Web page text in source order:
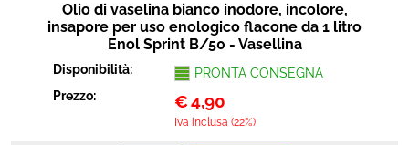
Olio di vaselina bianco inodore, incolore,
insapore per uso enologico flacone da 1 litro
Enol Sprint B/50 - Vasellina
Disponibilità:
PRONTA CONSEGNA
Prezzo:
€4,90
Iva inclusa (22%)